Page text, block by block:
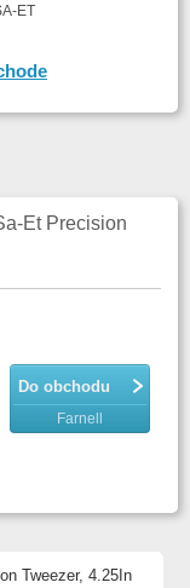
ET
Et Precision
Do obchodu
Farnell
Tweezer, 4.25In